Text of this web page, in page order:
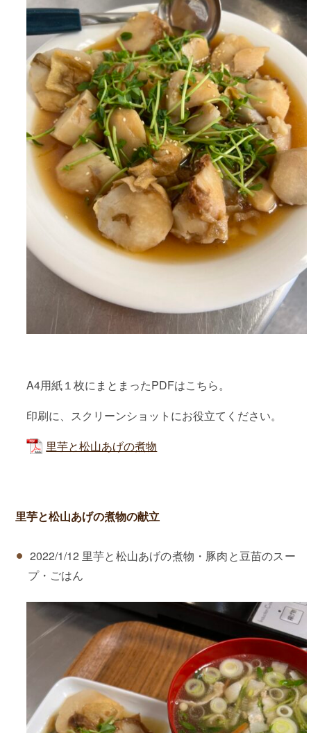
A4用紙１枚にまとまったPDFはこちら。
印刷に、スクリーンショットにお役立てください。
里芋と松山あげの煮物
里芋と松山あげの煮物の献立
2022/1/12 里芋と松山あげの煮物・豚肉と豆苗のスー
プ・ごはん